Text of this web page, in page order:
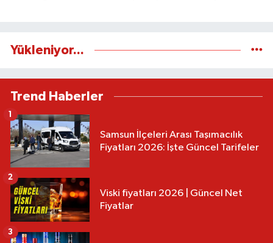
Yükleniyor...
Trend Haberler
Samsun İlçeleri Arası Taşımacılık
Fiyatları 2026: İşte Güncel Tarifeler
1
Viski fiyatları 2026 | Güncel Net
Fiyatlar
2
3